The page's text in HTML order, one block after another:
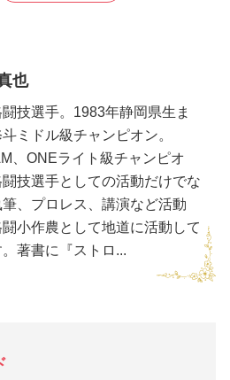
也
技選手。1983年静岡県生ま
ミドル級チャンピオン。
、ONEライト級チャンピオ
闘技選手としての活動だけでな
筆、プロレス、講演など活動
小作農として地道に活動して
著書に『ストロ...